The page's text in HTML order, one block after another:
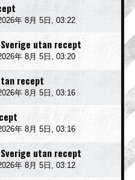
年 8月 5日, 03:22
utan recept
年 8月 5日, 03:20
recept
年 8月 5日, 03:16
年 8月 5日, 03:16
utan recept
年 8月 5日, 03:12